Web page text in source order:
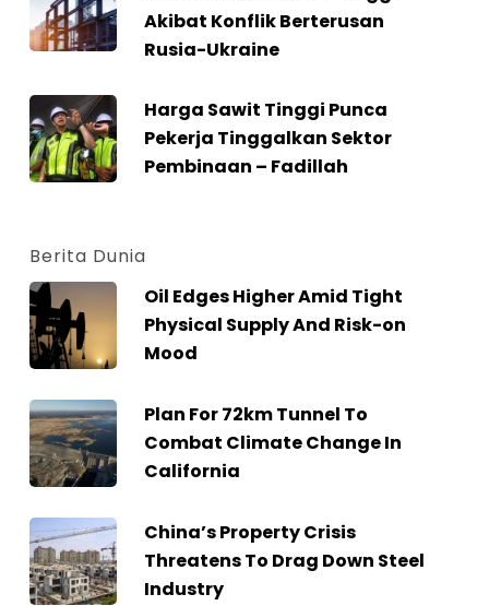
Akibat Konflik Berterusan
Rusia-Ukraine
Harga Sawit Tinggi Punca
Pekerja Tinggalkan Sektor
Pembinaan – Fadillah
Berita Dunia
Oil Edges Higher Amid Tight
Physical Supply And Risk-on
Mood
Plan For 72km Tunnel To
Combat Climate Change In
California
China’s Property Crisis
Threatens To Drag Down Steel
Industry